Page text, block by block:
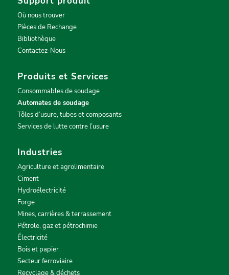
Où nous trouver
Pièces de Rechange
Bibliothèque
Contactez-Nous
Produits et Services
Consommables de soudage
Automates de soudage
Tôles d’usure, tubes et composants
Services de lutte contre l’usure
Industries
Agriculture et agrolimentaire
Ciment
Hydroélectricité
Forge
Mines, carrières & terrassement
Pétrole, gaz et pétrochimie
Électricité
Bois et papier
Secteur ferroviaire
Recyclage & déchets